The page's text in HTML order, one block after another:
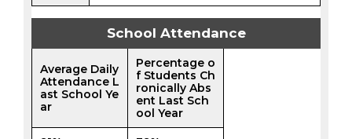
School Attendance
Average Daily
Attendance L
ast School Ye
ar
Percentage o
f Students Ch
ronically Abs
ent Last Sch
ool Year